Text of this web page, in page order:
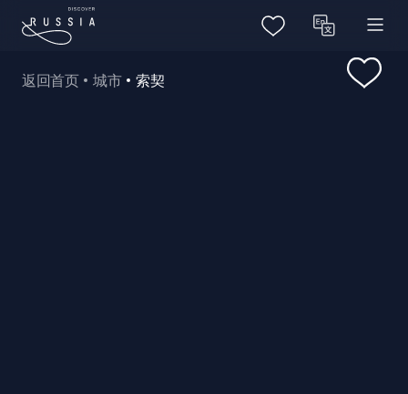
返回首页 城市 索契